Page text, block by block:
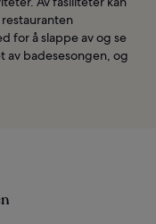
for å slappe av og se
av badesesongen, og